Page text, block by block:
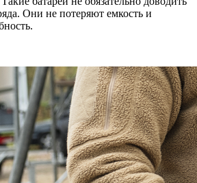
Они не потеряют емкость и